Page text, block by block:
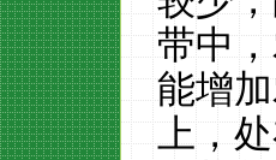
带中
能增
上，